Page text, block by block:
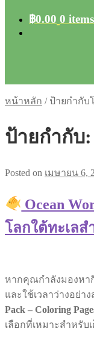
฿0.00 0 items
หน้าหลัก / ป้ายกำกับโ
ป้ายกำกับ:
Posted on เมษายน 6,
Ocean
โลกใต้ทะเลส
หากคุณกำลังมองหา
และใช้เวลาว่างอย่า
Pack – Coloring
เลือกที่เหมาะสำหรับเ